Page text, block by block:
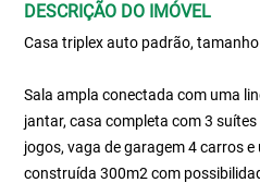
DESCRIÇÃO DO IMÓVEL
Casa triplex auto padrão,
Sala ampla conectada com uma
jantar, casa completa com 3
jogos, vaga de garagem 4 carros
construída 300m2 com